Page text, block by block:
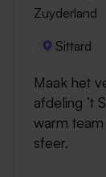
Zuyderland
Sittard
Maak het
afdeling ’t
warm team
sfeer.